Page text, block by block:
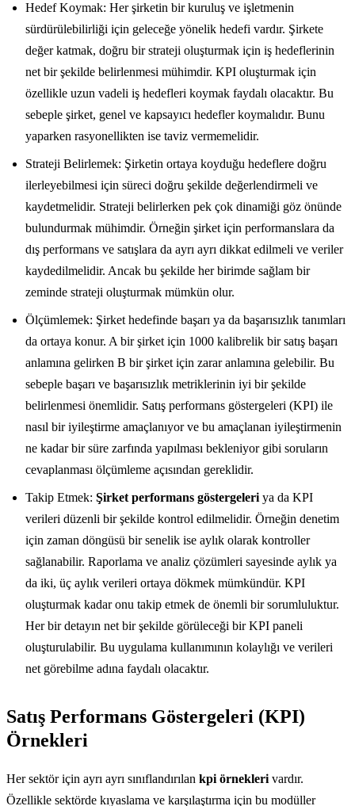
Hedef Koymak: Her şirketin bir kuruluş ve işletmenin
sürdürülebilirliği için geleceğe yönelik hedefi vardır. Şirkete
değer katmak, doğru bir strateji oluşturmak için iş hedeflerinin
net bir şekilde belirlenmesi mühimdir. KPI oluşturmak için
özellikle uzun vadeli iş hedefleri koymak faydalı olacaktır. Bu
sebeple şirket, genel ve kapsayıcı hedefler koymalıdır. Bunu
yaparken rasyonellikten ise taviz vermemelidir.
Strateji Belirlemek: Şirketin ortaya koyduğu hedeflere doğru
ilerleyebilmesi için süreci doğru şekilde değerlendirmeli ve
kaydetmelidir. Strateji belirlerken pek çok dinamiği göz önünde
bulundurmak mühimdir. Örneğin şirket için performanslara da
dış performans ve satışlara da ayrı ayrı dikkat edilmeli ve veriler
kaydedilmelidir. Ancak bu şekilde her birimde sağlam bir
zeminde strateji oluşturmak mümkün olur.
Ölçümlemek: Şirket hedefinde başarı ya da başarısızlık tanımları
da ortaya konur. A bir şirket için 1000 kalibrelik bir satış başarı
anlamına gelirken B bir şirket için zarar anlamına gelebilir. Bu
sebeple başarı ve başarısızlık metriklerinin iyi bir şekilde
belirlenmesi önemlidir. Satış performans göstergeleri (KPI) ile
nasıl bir iyileştirme amaçlanıyor ve bu amaçlanan iyileştirmenin
ne kadar bir süre zarfında yapılması bekleniyor gibi soruların
cevaplanması ölçümleme açısından gereklidir.
Takip Etmek: Şirket performans göstergeleri ya da KPI
verileri düzenli bir şekilde kontrol edilmelidir. Örneğin denetim
için zaman döngüsü bir senelik ise aylık olarak kontroller
sağlanabilir. Raporlama ve analiz çözümleri sayesinde aylık ya
da iki, üç aylık verileri ortaya dökmek mümkündür. KPI
oluşturmak kadar onu takip etmek de önemli bir sorumluluktur.
Her bir detayın net bir şekilde görüleceği bir KPI paneli
oluşturulabilir. Bu uygulama kullanımının kolaylığı ve verileri
net görebilme adına faydalı olacaktır.
Satış Performans Göstergeleri (KPI)
Örnekleri
Her sektör için ayrı ayrı sınıflandırılan kpi örnekleri vardır.
Özellikle sektörde kıyaslama ve karşılaştırma için bu modüller